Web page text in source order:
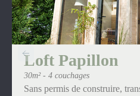
Loft Papillon
30m² - 4 couchages
Sans permis de construire,